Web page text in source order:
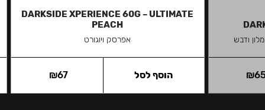
ודבש
₪
DARKSIDE XPERIENCE 60G – ULTIMATE
PEACH
אפרסק ויוגורט
₪67 הוסף לסל